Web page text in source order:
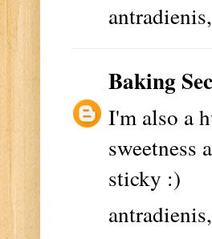
Baking
I'm also a
sweetness
sticky :)